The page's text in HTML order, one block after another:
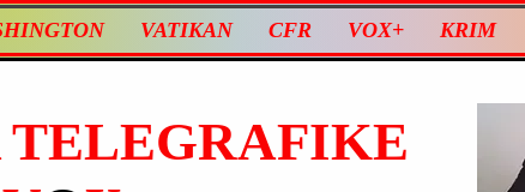
VATIKAN CFR VOX+ KRIM